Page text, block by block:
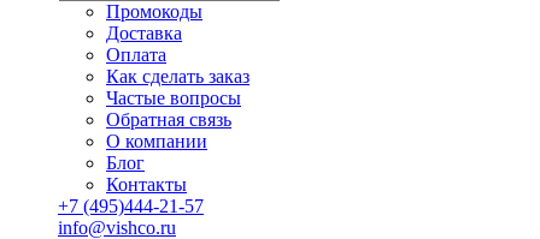
Промокоды
Доставка
Оплата
Как сделать заказ
Частые вопросы
Обратная связь
О компании
Блог
Контакты
+7 (495)444-21-57
info@vishco.ru